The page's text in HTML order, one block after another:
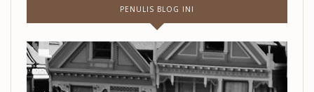
PENULIS BLOG INI